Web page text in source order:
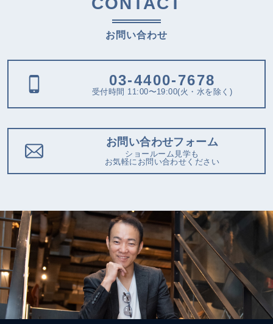
お問い合わせ
03-4400-7678
受付時間 11:00〜19:00(火・水を除く)
お問い合わせフォーム
ショールーム見学も
お気軽にお問い合わせください